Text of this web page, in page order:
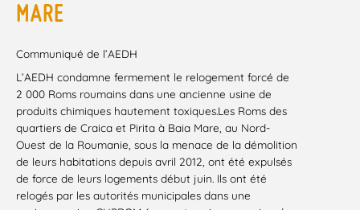
MARE
Communiqué de l’AEDH
L’AEDH condamne fermement le relogement forcé de
2 000 Roms roumains dans une ancienne usine de
produits chimiques hautement toxiques.Les Roms des
quartiers de Craica et Pirita à Baia Mare, au Nord-
Ouest de la Roumanie, sous la menace de la démolition
de leurs habitations depuis avril 2012, ont été expulsés
de force de leurs logements début juin. Ils ont été
relogés par les autorités municipales dans une